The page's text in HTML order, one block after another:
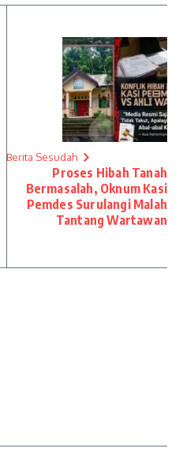
Berita Sesudah
Proses Hibah Tanah
Bermasalah, Oknum Kasi
Pemdes Surulangi Malah
Tantang Wartawan